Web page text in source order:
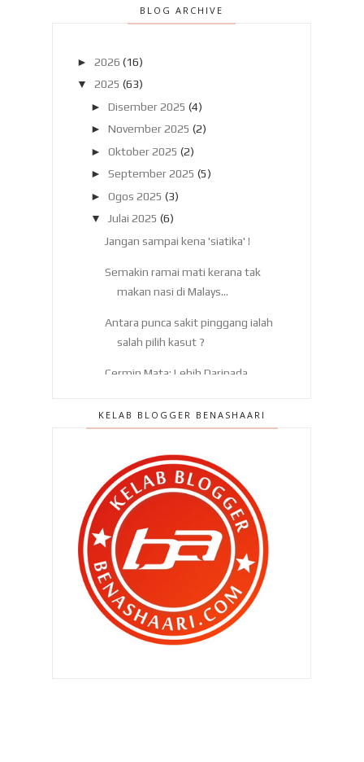
BLOG ARCHIVE
► 2026 (16)
▼
2025 (63)
► Disember 2025 (4)
► November 2025 (2)
► Oktober 2025 (2)
► September 2025 (5)
► Ogos 2025 (3)
▼
Julai 2025 (6)
Jangan sampai kena 'siatika' !
Semakin ramai mati kerana tak
makan nasi di Malays...
Antara punca sakit pinggang ialah
salah pilih kasut ?
Cermin Mata: Lebih Daripada
Nak kurus tu senang je tapi
masalahnya...
►
Jun 2025
►Mei 2025(5)
►April 2025(5)
►Mac 2025
►Februari 2025(10)
Januari 2025 (9)
KELAB BLOGGER BENASHAARI